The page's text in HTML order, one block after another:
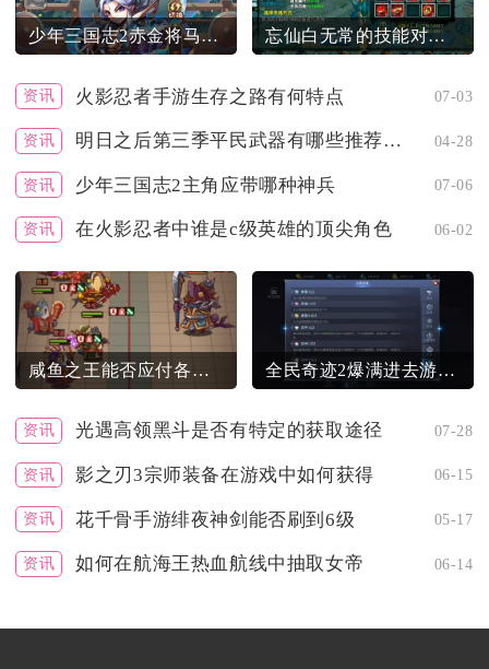
少年三国志2赤金将马超要多少银两 忘仙白无常的技能对他的存在意义有何贡献
资讯 火影忍者手游生存之路有何特点 07-03
资讯 明日之后第三季平民武器有哪些推荐给大家的 04-28
资讯 少年三国志2主角应带哪种神兵 07-06
资讯 在火影忍者中谁是c级英雄的顶尖角色 06-02
咸鱼之王能否应付各类主流阵容 全民奇迹2爆满进去游戏有哪些要求
资讯 光遇高领黑斗是否有特定的获取途径 07-28
资讯 影之刃3宗师装备在游戏中如何获得 06-15
资讯 花千骨手游绯夜神剑能否刷到6级 05-17
资讯 如何在航海王热血航线中抽取女帝 06-14